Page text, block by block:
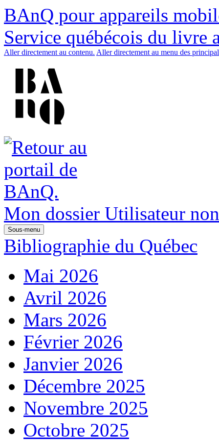
BAnQ pour appareils
Service québécois du livre
Aller directement au contenu. Aller directement au menu des
Mon dossier Utilisateur
Sous-menu
Bibliographie du Québec
Mai 2026
Avril 2026
Mars 2026
Février 2026
Janvier 2026
Décembre 2025
Novembre 2025
Octobre 2025